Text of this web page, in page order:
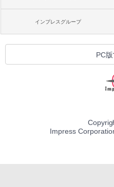
インプレスグループ
PC
Impress